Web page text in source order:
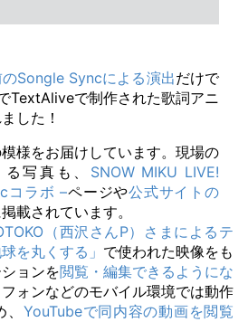
のSongle Syncによる演出だけで
TextAliveで制作された歌詞アニ
した！
様をお届けしています。現場の
写真も、 SNOW MIKU LIVE!
コラボ –ページや公式サイトの
載されています。
（西沢さんP）さまによるテ
を丸くする」 で使われた映像をも
ョンを閲覧・編集できるようにな
フォンなどのモバイル環境では動作
YouTubeで同内容の動画を閲覧